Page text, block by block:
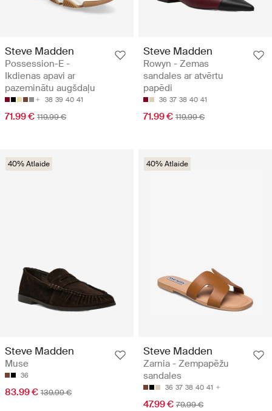
Steve Madden
Possession-E -
Ikdienas apavi ar
pazeminātu augšdaļu
38 39 40 41
71.99 € 119.99 €
Steve Madden
Rowyn - Zemas
sandales ar atvērtu
papēdi
36 37 38 40 41
71.99 € 119.99 €
40% Atlaide
Steve Madden
Muse
36
83.99 € 139.99 €
40% Atlaide
Steve Madden
Zarnia - Zempapēžu
sandales
36 37 38 40 41
47.99 € 79.99 €